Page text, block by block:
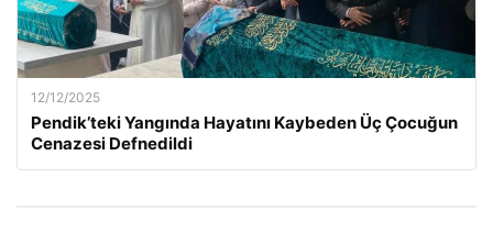
12/12/2025
Pendik’teki Yangında Hayatını Kaybeden Üç Çocuğun
Cenazesi Defnedildi